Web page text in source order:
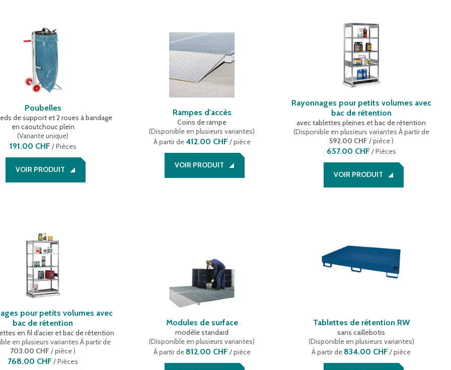
Poubelles
de support et 2 roues à bandage
en caoutchouc plein
(Variante unique)
191.00 CHF /Pièces
VOIR PRODUIT
Rampes d'accès
Coins de rampe
(Disponible en plusieurs variantes)
À partir de412.00 CHF / pièce
VOIR PRODUIT
Rayonnages pour petits volumes avec
bac de rétention
avec tablettes pleines et bac de rétention
(Disponible en plusieurs variantes À partir de
592.00 CHF / pièce)
657.00 CHF /Pièces
VOIR PRODUIT
pour petits volumes avec
bac de rétention
en fil d'acier et bac de rétention
en plusieurs variantes À partir de
703.00 CHF / pièce)
768.00 CHF /Pièces
Modules de surface
modèle standard
(Disponible en plusieurs variantes)
À partir de 812.00 CHF / pièce
Tablettes de rétention RW
sans caillebotis
(Disponible en plusieurs variantes)
À partir de 834.00 CHF / pièce